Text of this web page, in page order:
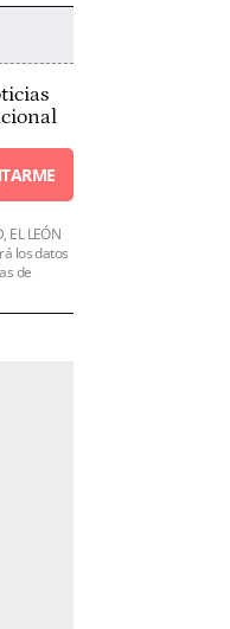
EL LEÓN
los datos
de